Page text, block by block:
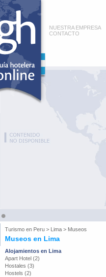
NUESTRA EMPRESA
CONTACTO
Turismo en Peru > Lima > Museos
Museos en Lima
Alojamientos en Lima
Apart Hotel (2)
Hostales (3)
Hostels (2)